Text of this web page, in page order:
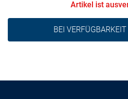
Artikel ist
BEI